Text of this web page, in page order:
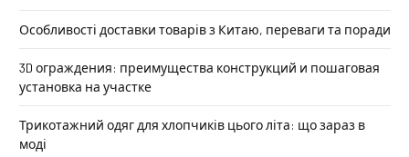
Особливості доставки товарів з Китаю, переваги та поради
3D ограждения: преимущества конструкций и пошаговая
установка на участке
Трикотажний одяг для хлопчиків цього літа: що зараз в
моді